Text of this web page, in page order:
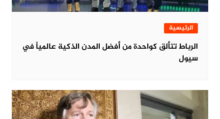
الرئيسية
الرباط تتألق كواحدة من أفضل المدن الذكية عالمياً في
سيول